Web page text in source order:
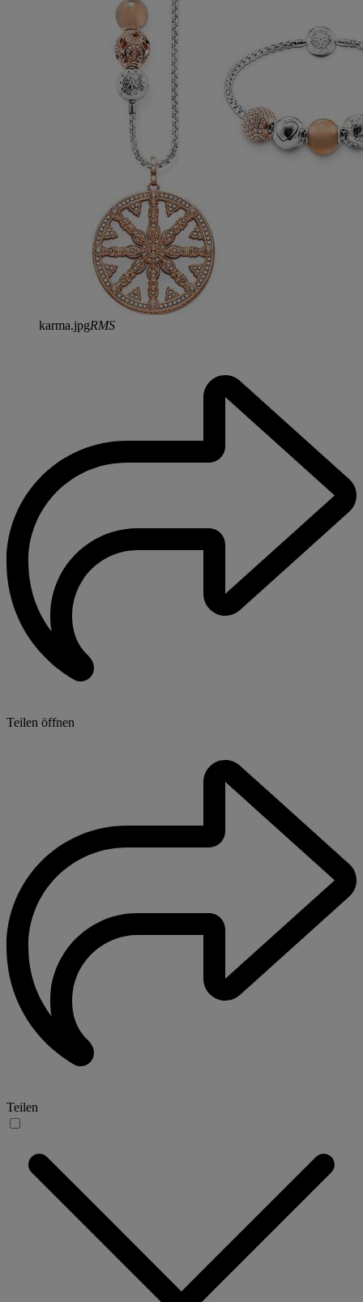
karma.jpgRMS
Teilen öffnen
Teilen